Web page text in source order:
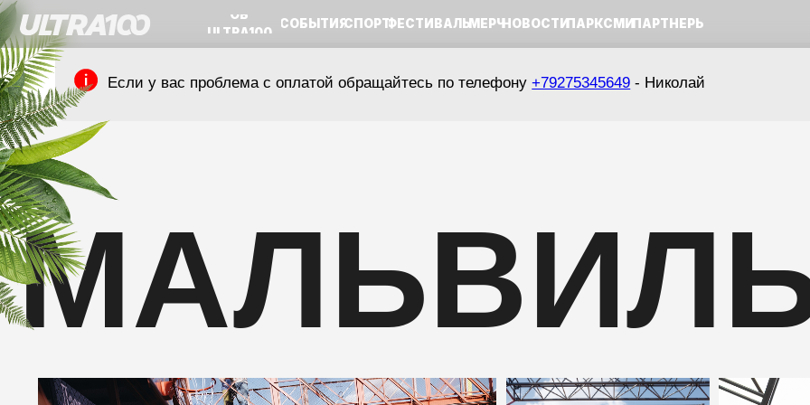
ULTRA100
СОБЫТИЯСПОРТФЕСТИВАЛЬМЕРЧНОВОСТИПАРКСМИПАРТНЕРЫ
Если у вас проблема с оплатой обращайтесь по телефону+79275345649- Николай
МАЛЬВИЛЬ